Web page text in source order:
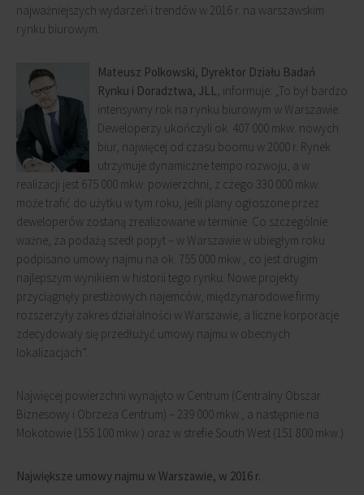
najważniejszych wydarzeń i trendów w 2016 r. na warszawskim
rynku biurowym.
Mateusz Polkowski, Dyrektor Działu Badań
Rynku i Doradztwa, JLL, informuje: „To był bardzo
intensywny rok na rynku biurowym w Warszawie.
Deweloperzy ukończyli ok. 407 000 mkw. nowych
biur, najwięcej od czasu boomu w 2000 r. Rynek
utrzymuje dynamiczne tempo rozwoju, a w
realizacji jest 675 000 mkw. powierzchni, z czego 330 000 mkw.
może trafić do użytku w tym roku, jeśli plany ogłoszone przez
deweloperów zostaną zrealizowane w terminie. Co szczególnie
ważne, za podażą szedł popyt – w Warszawie w ubiegłym roku
podpisano umowy najmu na ok. 755 000 mkw., co jest drugim
najlepszym wynikiem w historii tego rynku. Nowe projekty
przyciągnęły prestiżowych najemców, międzynarodowe firmy
rozszerzyły zakres działalności w Warszawie, a liczne korporacje
zdecydowały się przedłużyć umowy najmu w obecnych
lokalizacjach”.
Najwięcej powierzchni wynajęto w Centrum (Centralny Obszar
Biznesowy i Obrzeża Centrum) – 239 000 mkw., a następnie na
Mokotowie (155 100 mkw.) oraz w strefie South West (151 800 mkw.)
Największe umowy najmu w Warszawie, w 2016 r.